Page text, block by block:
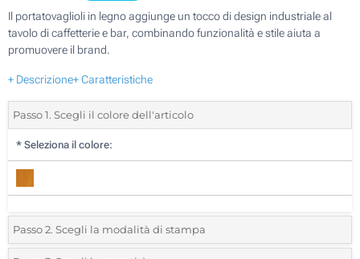
Il portatovaglioli in legno aggiunge un tocco di design industriale al
tavolo di caffetterie e bar, combinando funzionalità e stile aiuta a
promuovere il brand.
+ Descrizione+ Caratteristiche
Passo 1. Scegli il colore dell'articolo
* Seleziona il colore:
Passo 2. Scegli la modalità di stampa